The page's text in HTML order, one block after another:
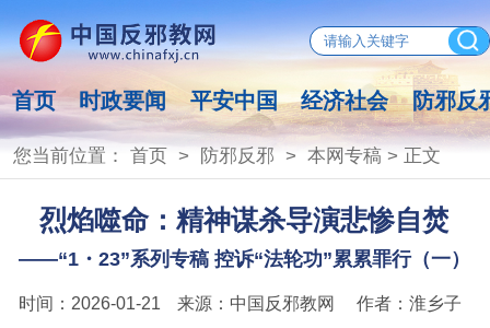
首页 时政要闻 平安中国 经济社会 防邪反
您当前位置： 首页> 防邪反邪 > 本网专稿> 正文
烈焰噬命：精神谋杀导演悲惨自焚
——“1・23”系列专稿 控诉“法轮功”累累罪行（一）
时间： 2026-01-21 来源： 中国反邪教网 作者： 淮乡子